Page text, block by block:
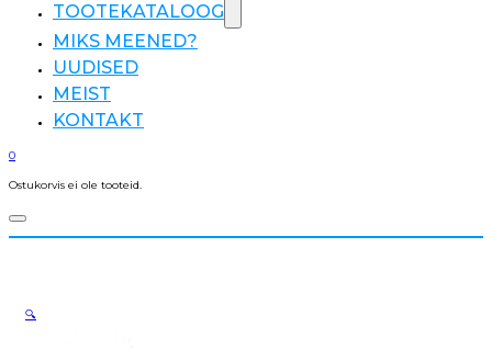
TOOTEKATALOOG
MIKS MEENED?
UUDISED
MEIST
KONTAKT
0
Ostukorvis ei ole tooteid.
🔍